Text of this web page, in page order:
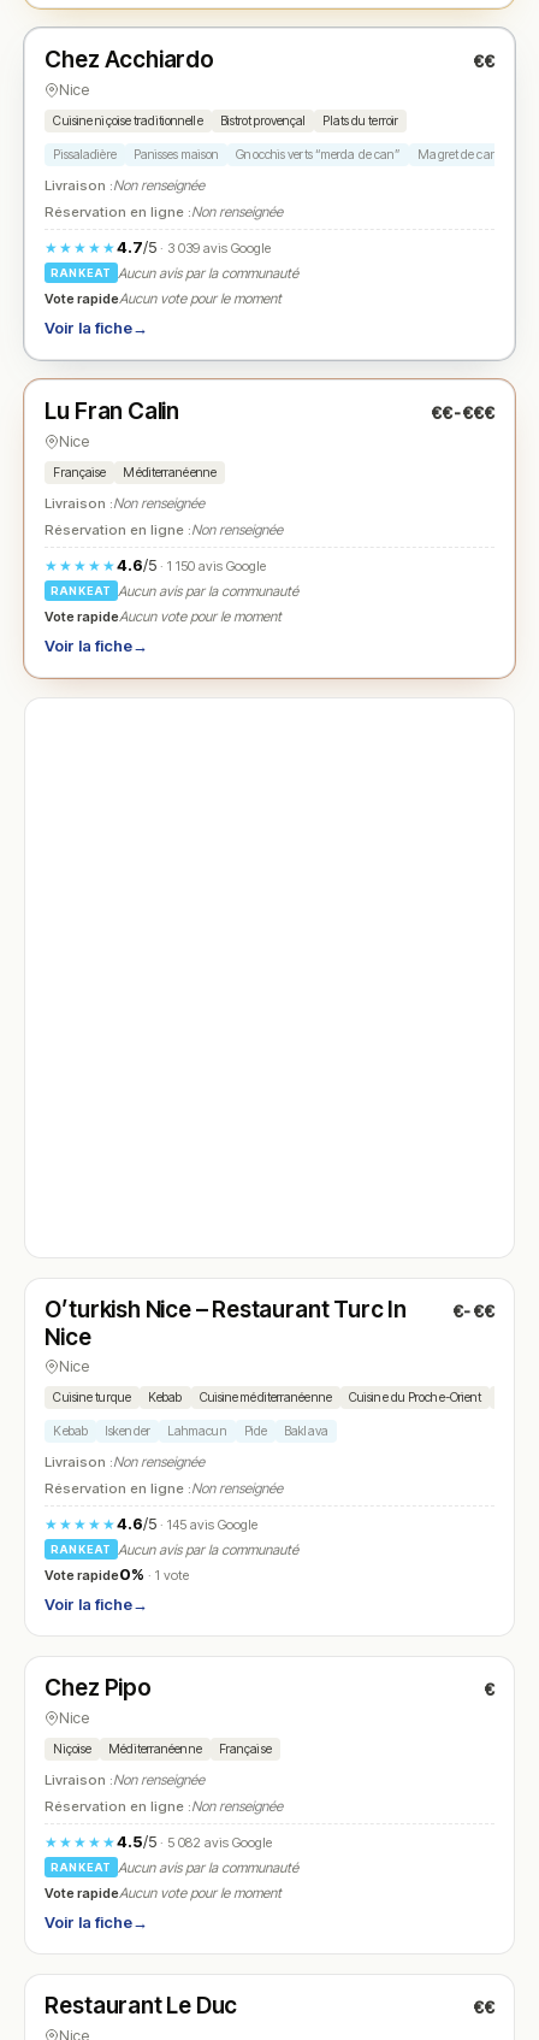
★ N° 2
Chez Acchiardo €€
Nice
Cuisine niçoise traditionnelle Bistrot provençal Plats du terroir
Pissaladière Panisses maison Gnocchis verts “merda de can” Magret de canard
Livraison :Non renseignée
Réservation en ligne :Non renseignée
★★★★★4.7/5· 3 039 avis Google
RANKEAT
Aucun avis par la communauté
Vote rapideAucun vote pour le moment
Voir la fiche→
★ N° 3
Lu Fran Calin €€-€€€
Nice
Française Méditerranéenne
Livraison :Non renseignée
Réservation en ligne :Non renseignée
★★★★★4.6/5· 1 150 avis Google
RANKEAT
Aucun avis par la communauté
Vote rapideAucun vote pour le moment
Voir la fiche→
N° 4
O’turkish Nice – Restaurant Turc In
Nice
€-€€
Nice
Cuisine turque Kebab Cuisine méditerranéenne Cuisine du Proche-Orient
Kebab Iskender Lahmacun Pide Baklava
Livraison :Non renseignée
Réservation en ligne :Non renseignée
★★★★★4.6/5· 145 avis Google
RANKEAT
Aucun avis par la communauté
Vote rapide0% · 1 vote
Voir la fiche→
N° 5
Chez Pipo €
Nice
Niçoise Méditerranéenne Française
Livraison :Non renseignée
Réservation en ligne :Non renseignée
★★★★★4.5/5· 5 082 avis Google
RANKEAT
Aucun avis par la communauté
Vote rapideAucun vote pour le moment
Voir la fiche→
N° 6
Restaurant Le Duc €€
Nice